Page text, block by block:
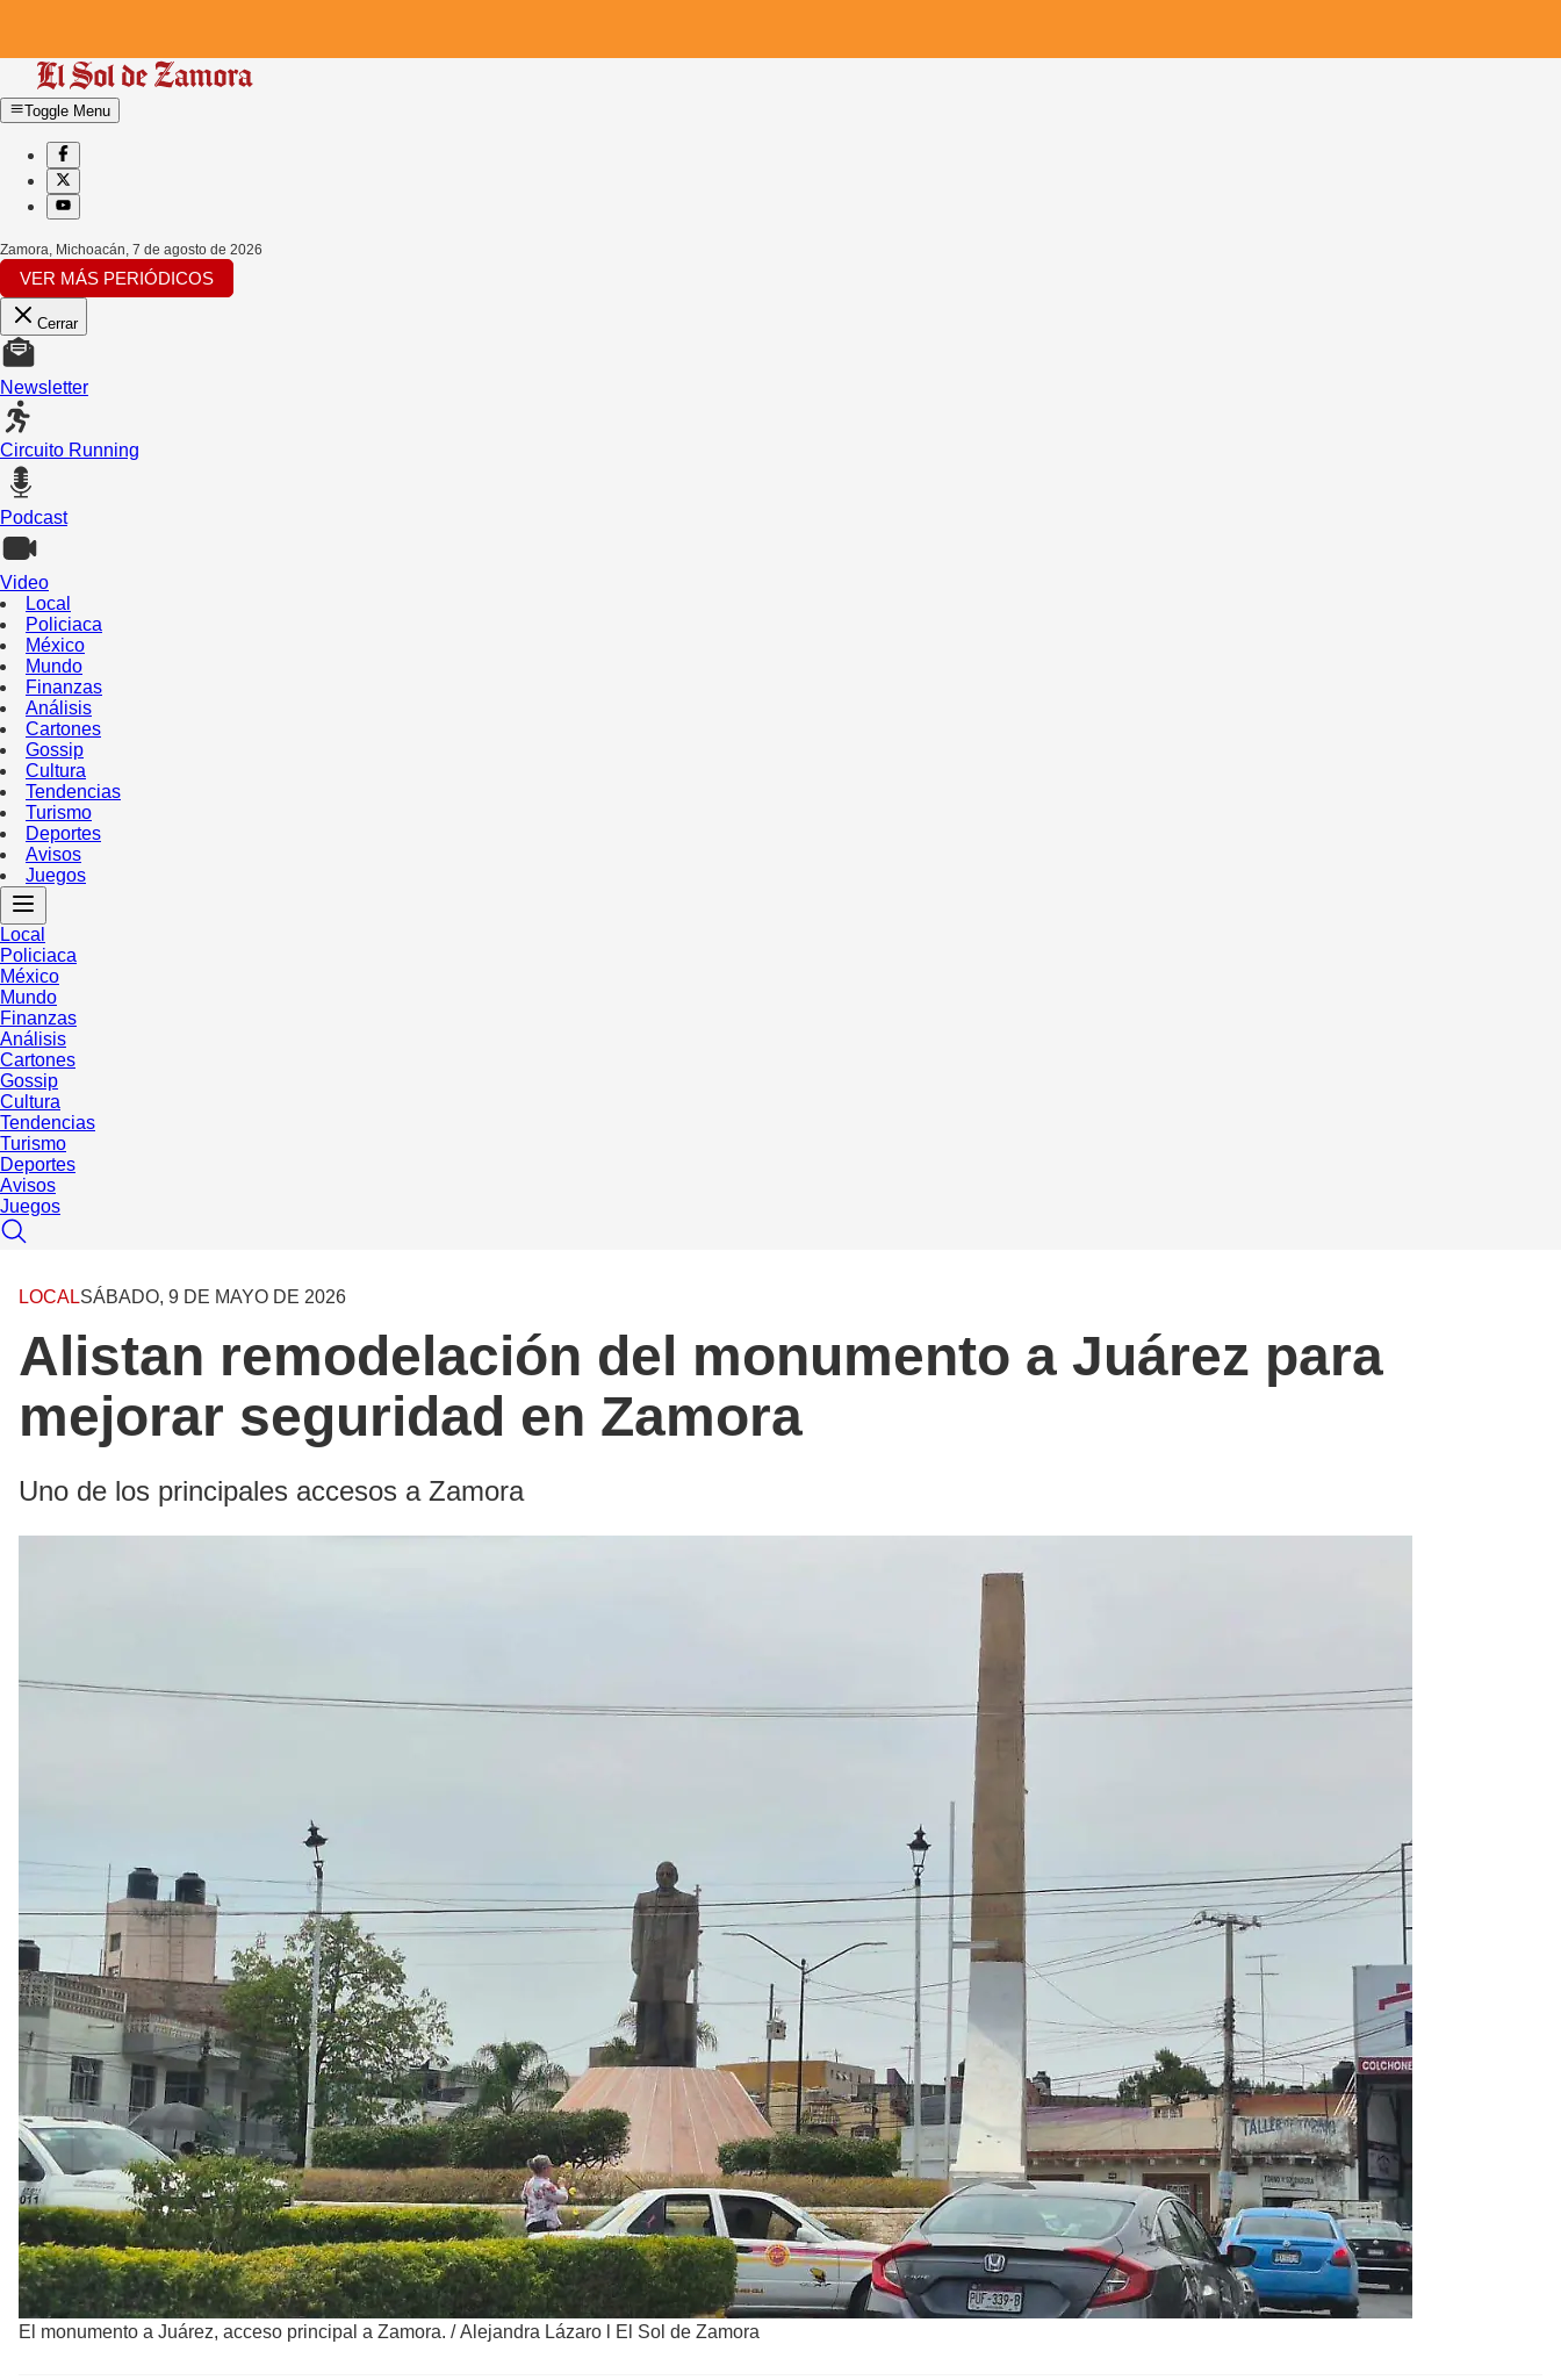
Toggle Menu
Zamora, Michoacán, 7 de agosto de 2026
VER MÁS PERIÓDICOS
Cerrar
Newsletter
Circuito Running
Podcast
Video
Local
Policiaca
México
Mundo
Finanzas
Análisis
Cartones
Gossip
Cultura
Tendencias
Turismo
Deportes
Avisos
Juegos
Local
Policiaca
México
Mundo
Finanzas
Análisis
Cartones
Gossip
Cultura
Tendencias
Turismo
Deportes
Avisos
Juegos
LOCALSÁBADO, 9 DE MAYO DE 2026
Alistan remodelación del monumento a Juárez para
mejorar seguridad en Zamora
Uno de los principales accesos a Zamora
El monumento a Juárez, acceso principal a Zamora. /Alejandra Lázaro l El Sol de Zamora